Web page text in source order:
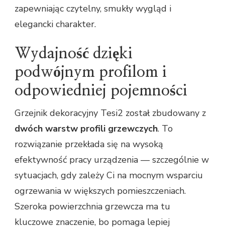
zapewniając czytelny, smukły wygląd i
elegancki charakter.
Wydajność dzięki
podwójnym profilom i
odpowiedniej pojemności
Grzejnik dekoracyjny Tesi2 został zbudowany z
dwóch warstw profili grzewczych. To
rozwiązanie przekłada się na wysoką
efektywność pracy urządzenia — szczególnie w
sytuacjach, gdy zależy Ci na mocnym wsparciu
ogrzewania w większych pomieszczeniach.
Szeroka powierzchnia grzewcza ma tu
kluczowe znaczenie, bo pomaga lepiej